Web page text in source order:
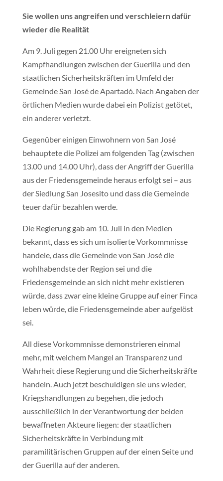
Sie wollen uns angreifen und verschleiern dafür
wieder die Realität
Am 9. Juli gegen 21.00 Uhr ereigneten sich
Kampfhandlungen zwischen der Guerilla und den
staatlichen Sicherheitskräften im Umfeld der
Gemeinde San José de Apartadó. Nach Angaben der
örtlichen Medien wurde dabei ein Polizist getötet,
ein anderer verletzt.
Gegenüber einigen Einwohnern von San José
behauptete die Polizei am folgenden Tag (zwischen
13.00 und 14.00 Uhr), dass der Angriff der Guerilla
aus der Friedensgemeinde heraus erfolgt sei – aus
der Siedlung San Josesito und dass die Gemeinde
teuer dafür bezahlen werde.
Die Regierung gab am 10. Juli in den Medien
bekannt, dass es sich um isolierte Vorkommnisse
handele, dass die Gemeinde von San José die
wohlhabendste der Region sei und die
Friedensgemeinde an sich nicht mehr existieren
würde, dass zwar eine kleine Gruppe auf einer Finca
leben würde, die Friedensgemeinde aber aufgelöst
sei.
All diese Vorkommnisse demonstrieren einmal
mehr, mit welchem Mangel an Transparenz und
Wahrheit diese Regierung und die Sicherheitskräfte
handeln. Auch jetzt beschuldigen sie uns wieder,
Kriegshandlungen zu begehen, die jedoch
ausschließlich in der Verantwortung der beiden
bewaffneten Akteure liegen: der staatlichen
Sicherheitskräfte in Verbindung mit
paramilitärischen Gruppen auf der einen Seite und
der Guerilla auf der anderen.